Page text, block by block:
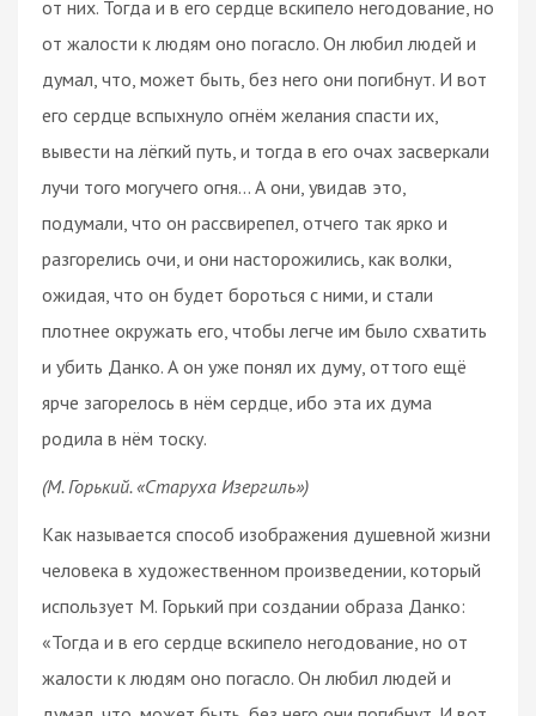
от них. Тогда и в его сердце вскипело негодование, но
от жалости к людям оно погасло. Он любил людей и
думал, что, может быть, без него они погибнут. И вот
его сердце вспыхнуло огнём желания спасти их,
вывести на лёгкий путь, и тогда в его очах засверкали
лучи того могучего огня… А они, увидав это,
подумали, что он рассвирепел, отчего так ярко и
разгорелись очи, и они насторожились, как волки,
ожидая, что он будет бороться с ними, и стали
плотнее окружать его, чтобы легче им было схватить
и убить Данко. А он уже понял их думу, оттого ещё
ярче загорелось в нём сердце, ибо эта их дума
родила в нём тоску.
(М. Горький. «Старуха Изергиль»)
Как называется способ изображения душевной жизни
человека в художественном произведении, который
использует М. Горький при создании образа Данко:
«Тогда и в его сердце вскипело негодование, но от
жалости к людям оно погасло. Он любил людей и